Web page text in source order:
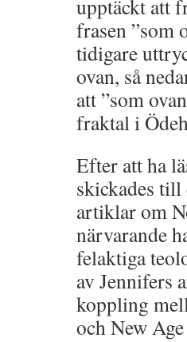
upptäckt att
frasen ”som
tidigare
ovan, så
att ”som
fraktal i
Efter att ha
skickades till
artiklar om
närvarande
felaktiga
av Jennifers
koppling
och New